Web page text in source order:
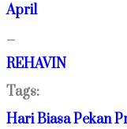
April
—
REHAVIN
Tags:
Hari Biasa Pekan